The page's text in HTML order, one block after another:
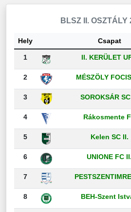
BLSZ II. OSZTÁLY
Hely Csapat
1 II. KERÜLET
2 MÉSZÖLY
3 SOROKSÁR
4 Rákosmente
5 Kelen SC II.
6 UNIONE FC II.
7
8 BEH-Szent